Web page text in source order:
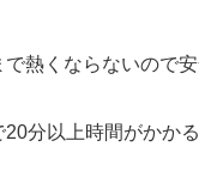
で熱くならないので安
20分以上時間がかか